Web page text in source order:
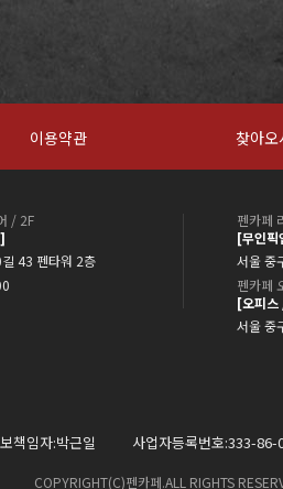
이용약관 찾아오
/ 2F
43 펜타워 2층
펜카페
[무인픽
서울 중
펜카페
[오피스
서울 중
책임자:박근일 사업자등록번호:333-86-
COPYRIGHT(C)펜카페.ALL RIGHTS